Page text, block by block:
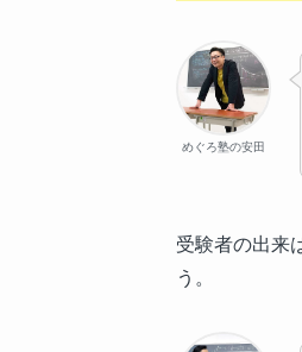
めぐろ塾の安田
受験者の出来
う。